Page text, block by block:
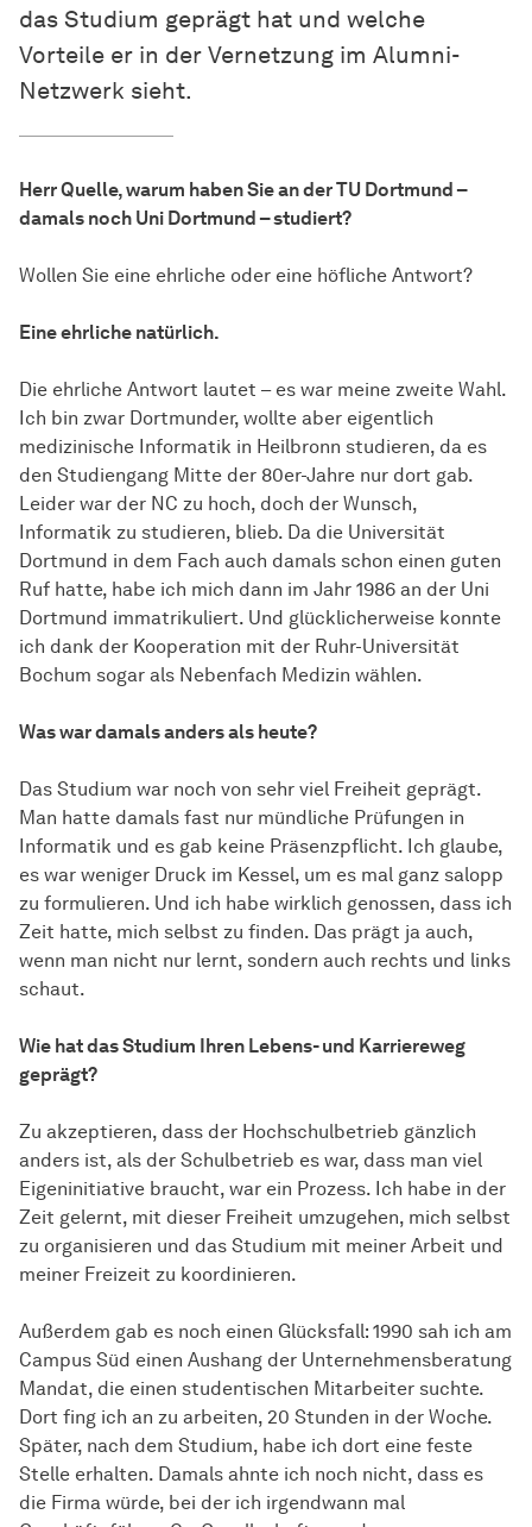
das Studium geprägt hat und welche
Vorteile er in der Vernetzung im Alumni-
Netzwerk sieht.
Herr Quelle, warum haben Sie an der TU Dortmund –
damals noch Uni Dortmund – studiert?
Wollen Sie eine ehrliche oder eine höfliche Antwort?
Eine ehrliche natürlich.
Die ehrliche Antwort lautet – es war meine zweite Wahl.
Ich bin zwar Dortmunder, wollte aber eigentlich
medizinische Informatik in Heilbronn studieren, da es
den Studiengang Mitte der 80er-Jahre nur dort gab.
Leider war der NC zu hoch, doch der Wunsch,
Informatik zu studieren, blieb. Da die Universität
Dortmund in dem Fach auch damals schon einen guten
Ruf hatte, habe ich mich dann im Jahr 1986 an der Uni
Dortmund immatrikuliert. Und glücklicherweise konnte
ich dank der Kooperation mit der Ruhr-Universität
Bochum sogar als Nebenfach Medizin wählen.
Was war damals anders als heute?
Das Studium war noch von sehr viel Freiheit geprägt.
Man hatte damals fast nur mündliche Prüfungen in
Informatik und es gab keine Präsenzpflicht. Ich glaube,
es war weniger Druck im Kessel, um es mal ganz salopp
zu formulieren. Und ich habe wirklich genossen, dass ich
Zeit hatte, mich selbst zu finden. Das prägt ja auch,
wenn man nicht nur lernt, sondern auch rechts und links
schaut.
Wie hat das Studium Ihren Lebens- und Karriereweg
geprägt?
Zu akzeptieren, dass der Hochschulbetrieb gänzlich
anders ist, als der Schulbetrieb es war, dass man viel
Eigeninitiative braucht, war ein Prozess. Ich habe in der
Zeit gelernt, mit dieser Freiheit umzugehen, mich selbst
zu organisieren und das Studium mit meiner Arbeit und
meiner Freizeit zu koordinieren.
Außerdem gab es noch einen Glücksfall: 1990 sah ich am
Campus Süd einen Aushang der Unternehmensberatung
Mandat, die einen studentischen Mitarbeiter suchte.
Dort fing ich an zu arbeiten, 20 Stunden in der Woche.
Später, nach dem Studium, habe ich dort eine feste
Stelle erhalten. Damals ahnte ich noch nicht, dass es
die Firma würde, bei der ich irgendwann mal